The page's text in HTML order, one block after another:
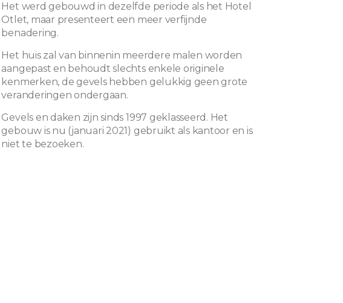
Het werd gebouwd in dezelfde periode als het Hotel
Otlet, maar presenteert een meer verfijnde
benadering.
Het huis zal van binnenin meerdere malen worden
aangepast en behoudt slechts enkele originele
kenmerken, de gevels hebben gelukkig geen grote
veranderingen ondergaan.
Gevels en daken zijn sinds 1997 geklasseerd. Het
gebouw is nu (januari 2021) gebruikt als kantoor en is
niet te bezoeken.